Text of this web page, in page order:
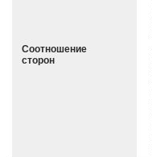
Соотношение
сторон